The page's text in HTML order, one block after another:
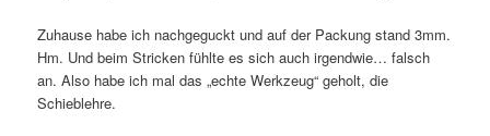
Zuhause habe ich nachgeguckt und auf der Packung stand 3mm.
Hm. Und beim Stricken fühlte es sich auch irgendwie… falsch
an. Also habe ich mal das „echte Werkzeug“ geholt, die
Schieblehre.